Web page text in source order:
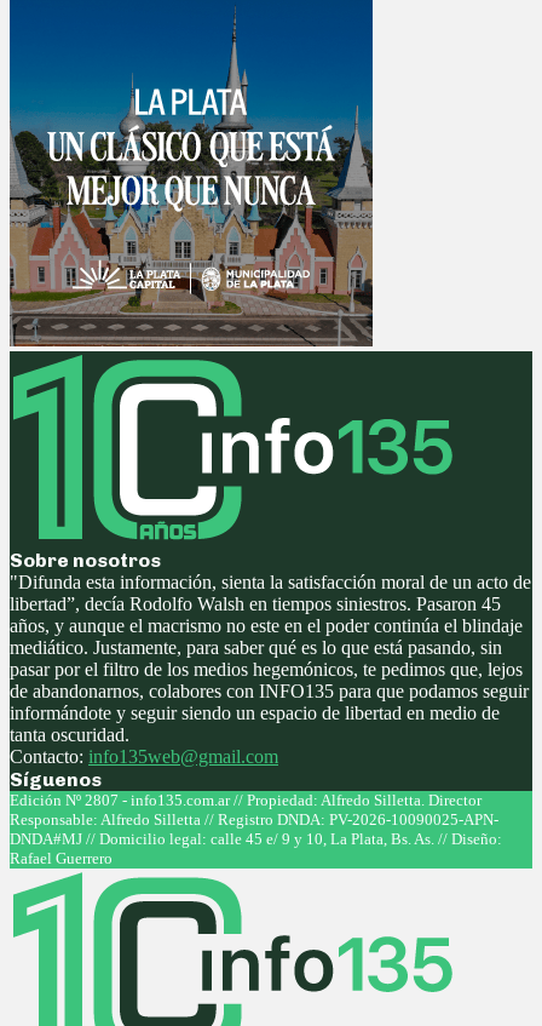
Sobre nosotros
"Difunda esta información, sienta la satisfacción moral de un acto de
libertad”, decía Rodolfo Walsh en tiempos siniestros. Pasaron 45
años, y aunque el macrismo no este en el poder continúa el blindaje
mediático. Justamente, para saber qué es lo que está pasando, sin
pasar por el filtro de los medios hegemónicos, te pedimos que, lejos
de abandonarnos, colabores con INFO135 para que podamos seguir
informándote y seguir siendo un espacio de libertad en medio de
tanta oscuridad.
Contacto: info135web@gmail.com
Síguenos
Facebook
Twitter
Instagram
Youtube
Edición Nº 2807 - info135.com.ar // Propiedad: Alfredo Silletta. Director
Responsable: Alfredo Silletta // Registro DNDA: PV-2026-10090025-APN-
DNDA#MJ // Domicilio legal: calle 45 e/ 9 y 10, La Plata, Bs. As. // Diseño:
Rafael Guerrero